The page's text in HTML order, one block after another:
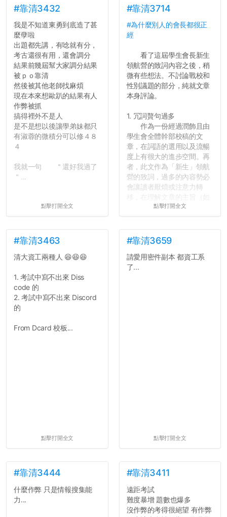
績無法體現你們的努力，但
往後你們正直的態度一定會
讓你們在社會上適應得更
好。最後，那些作弊的同
學，你們要瞭解到作弊對你
們而言是沒有任何好處的，
大學是你們唯一可以勇敢認
錯但不需要付出太大代價的
地方，你們在這時候如果不
會學會...
#靠清3432
我是不知道東勇到底造了甚
麼孽啦
出題都先講，有唸就有分，
考古還很有用，還會調分
結果前幾屆幫大家調分結果
被ｐｏ靠清
然後被其他老師找麻煩
現在本來想歐趴的結果有人
作弊被抓
搞得裡外不是人
是不是想以後讓學弟妹都只
有淑蓉的微積分可以修４８
４
我就一句 ＂還好我過了
＂...
點擊打開全文
#靠清3714
#為什麼別人的會長都很正
經
看了這屆學生會長新生
領航營的致詞內容之後，稍
微有些想法。不討論戰校和
性別議題的部分，純就文章
本身評論。
1. 冗詞贅句過多
作為一份經過潤飾且由
學生會全體幹部校稿的文
章，在詞語的選用以及流暢
度上有很大的進步空間。再
者，此文作為「新生」領航
營的致詞，過多的內容勢必
會讓讀者厭煩或注意力轉
移，在理解文章的主旨（如
果有的話）前就失去興趣。
的聲明一樣正式，但至少在
用字上多加留意。有些語句
用說的可能會引人發笑或多
聽幾句，但寫成文字時只會
點擊打開全文
#靠清3463
清大資工兩種人 😆😆😆
1. 考試中寫不出來 Diss
code 的
2. 考試中寫不出來 Discord
的
From Dcard 校板...
點擊打開全文
#靠清3659
請愛用密件副本 都資工系
了...
點擊打開全文
#靠清3444
什麼作弊 只是情報搜集能
力...
#靠清3411
遠距考試
難度暴增 題數也爆多
沒作弊的考得很絕望 有作弊